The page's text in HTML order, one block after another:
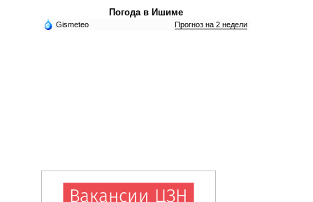
Погода в Ишиме
Gismeteo Прогноз на 2 недели